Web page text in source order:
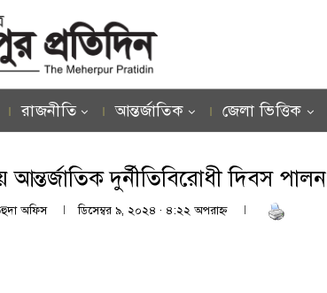
রাজনীতি আন্তর্জাতিক জেলা ভিত্তিক
আন্তর্জাতিক দুর্নীতিবিরোধী দিবস পালন
অফিস ডিসেম্বর ৯, ২০২৪ · ৪:২২ অপরাহ্ণ